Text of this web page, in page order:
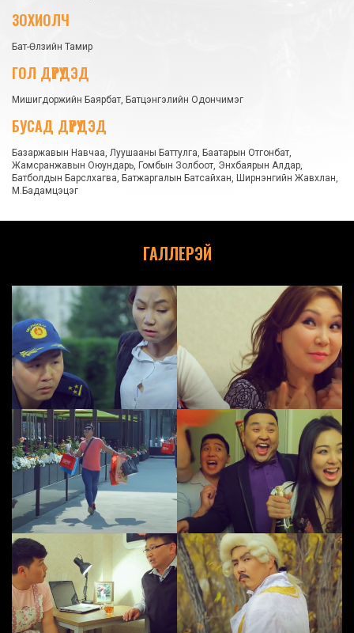
ЗОХИОЛЧ
Бат-Өлзийн Тамир
ГОЛ ДҮРҮҮДЭД
Мишигдоржийн Баярбат, Батцэнгэлийн Одончимэг
БУСАД ДҮРҮҮДЭД
Базаржавын Навчаа, Луушааны Баттулга, Баатарын Отгонбат,
Жамсранжавын Оюундарь, Гомбын Золбоот, Энхбаярын Алдар,
Батболдын Барслхагва, Батжаргалын Батсайхан, Ширнэнгийн Жавхлан,
М.Бадамцэцэг
ГАЛЛЕРЭЙ